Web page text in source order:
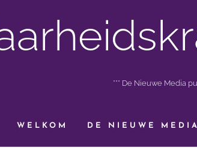
*** De Nieuwe Media
WELKOM DE NIEUWE MEDIA